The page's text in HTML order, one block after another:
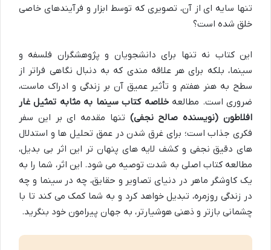
تنها سایه ای از آن، تصویری که توسط ابزار و فرآیندهای خاصی
خلق شده است؟
این کتاب نه تنها برای دانشجویان و پژوهشگران فلسفه و
سینما، بلکه برای هر علاقه مندی که به دنبال نگاهی فراتر از
سطح به هنر هفتم و تأثیر عمیق آن بر زندگی و ادراک ماست،
ضروری است. مطالعهخلاصه کتاب سینما به مثابه تمثیل غار
افلاطون (نویسنده صالح نجفی) تنها مقدمه ای بر این سفر
فکری جذاب است؛ برای غرق شدن در عمق تحلیل ها و استدلال
های دقیق نجفی و کشف لایه های پنهان تر این اثر بی بدیل،
مطالعه کتاب اصلی به شدت توصیه می شود. این اثر، شما را به
یک کاوشگر ماهر در دنیای تصاویر و حقایق، چه در سینما و چه
در زندگی روزمره، تبدیل خواهد کرد و به شما کمک می کند تا با
چشمانی بازتر و ذهنی هوشیارتر، به جهان پیرامون خود بنگرید.